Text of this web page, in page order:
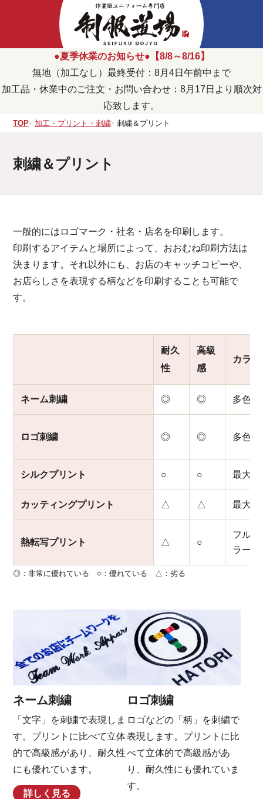
●夏季休業のお知らせ●【8/8～8/16】
無地（加工なし）最終受付：8月4日午前中まで
加工品・休業中のご注文・お問い合わせ：8月17日より順次対
応致します。
TOP 加工・プリント・刺繍 刺繍＆プリント
刺繍＆プリント
一般的にはロゴマーク・社名・店名を印刷します。
印刷するアイテムと場所によって、おおむね印刷方法は
決まります。それ以外にも、お店のキャッチコピーや、
お店らしさを表現する柄などを印刷することも可能で
す。
耐久
性
高級
感
カラー
ネーム刺繍 ◎ ◎ 多色
ロゴ刺繍 ◎ ◎ 多色
シルクプリント ○ ○ 最大5
カッティングプリント △ △ 最大4
熱転写プリント △ ○
フルカ
ラー
◎：非常に優れている ○：優れている △：劣る
ネーム刺繍
「文字」を刺繍で表現しま
す。プリントに比べて立体
的で高級感があり、耐久性
にも優れています。
詳しく見る
ロゴ刺繍
ロゴなどの「柄」を刺繍で
表現します。プリントに比
べて立体的で高級感があ
り、耐久性にも優れていま
す。